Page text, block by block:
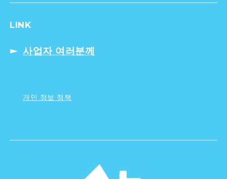
LINK
사업자 여러분께
개인 정보 정책